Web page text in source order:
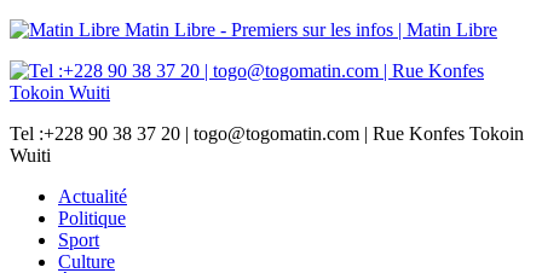
Matin Libre - Premiers sur les infos | Matin Libre
Tel :+228 90 38 37 20 | togo@togomatin.com | Rue Konfes Tokoin
Wuiti
Actualité
Politique
Sport
Culture